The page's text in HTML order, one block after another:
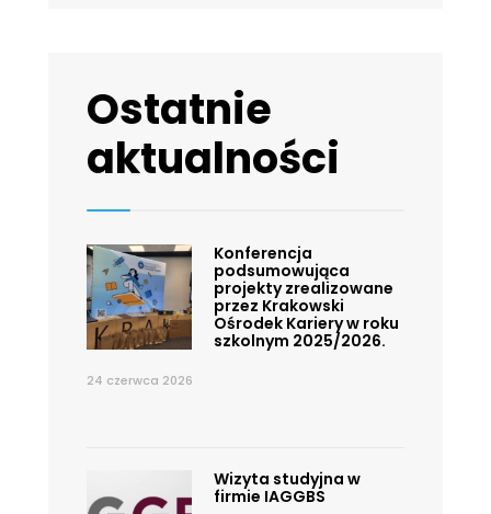
Ostatnie
aktualności
Konferencja
podsumowująca
projekty zrealizowane
przez Krakowski
Ośrodek Kariery w roku
szkolnym 2025/2026.
24 czerwca 2026
Wizyta studyjna w
firmie IAGGBS